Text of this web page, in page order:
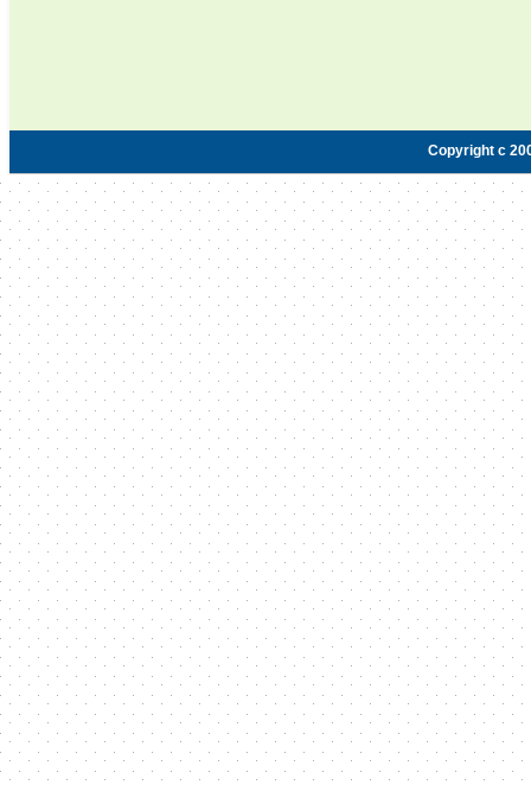
Copyright c